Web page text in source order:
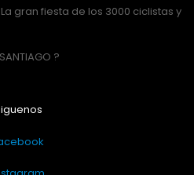
gran fiesta de los 3000 ciclistas y
?